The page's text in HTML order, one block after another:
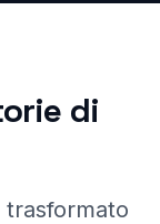
di
trasformato